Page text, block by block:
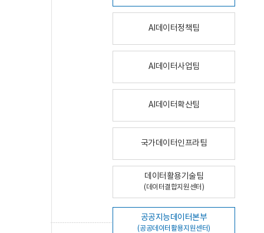
AI데이터정책팀
AI데이터사업팀
AI데이터확산팀
국가데이터인프라팀
데이터활용기술팀
(데이터결합지원센터)
공공지능데이터본부
(공공데이터활용지원센터)